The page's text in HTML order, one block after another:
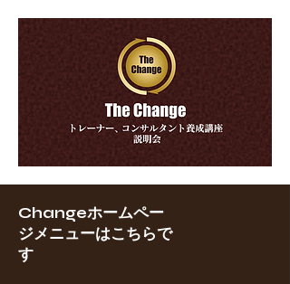
Changeホームペー
ジメニューはこちらで
す